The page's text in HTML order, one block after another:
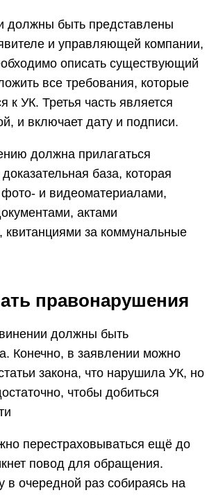
должны быть представлены
и управляющей компании,
описать существующий
все требования, которые
к УК. Третья часть является
и включает дату и подписи.
должна прилагаться
база, которая
и видеоматериалами,
актами
квитанциями за коммунальные
правонарушения
должны быть
Конечно, в заявлении можно
закона, что нарушила УК, но
чтобы добиться
перестраховываться ещё до
повод для обращения.
в очередной раз собираясь на